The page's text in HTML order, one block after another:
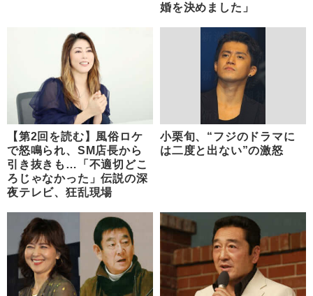
婚を決めました」
【第2回を読む】風俗ロケ
で怒鳴られ、SM店長から
引き抜きも…「不適切どこ
ろじゃなかった」伝説の深
夜テレビ、狂乱現場
小栗旬、“フジのドラマに
は二度と出ない”の激怒